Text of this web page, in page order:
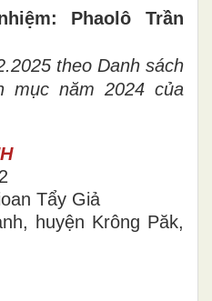
Phaolô Trần
theo Danh sách
mục năm 2024 của
Tẩy Giả
huyện Krông Păk,